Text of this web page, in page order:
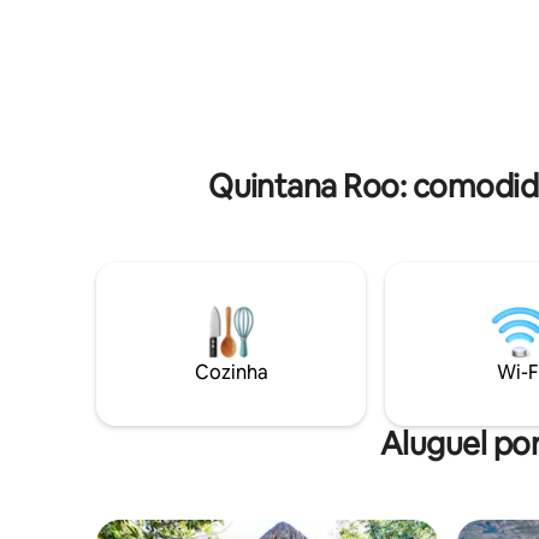
Quintana Roo:
Cozinha Wi-
Aluguel